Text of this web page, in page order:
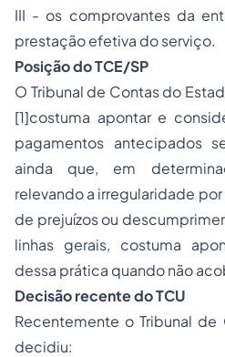
III - os comprovantes da
prestação efetiva do serviço.
Posição do TCE/SP
O Tribunal de Contas do
[1]costuma apontar e
pagamentos antecipados
ainda que, em
relevando a irregularidade
de prejuízos ou
linhas gerais, costuma
dessa prática quando não
Decisão recente do TCU
Recentemente o Tribunal de
decidiu: